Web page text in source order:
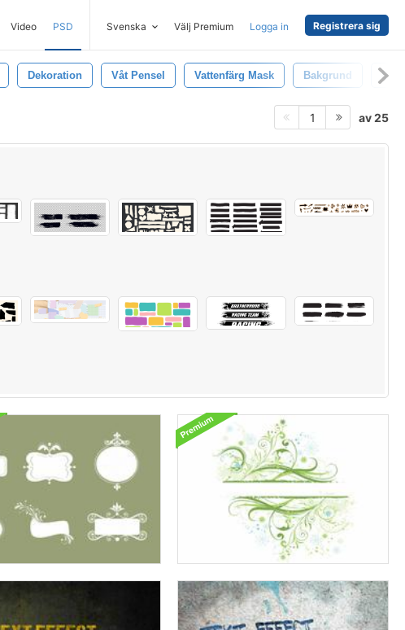
Video PSD Svenska Välj Premium Logga in Registrera sig
Dekoration Våt Pensel Vattenfärg Mask Bakgrund
1 av 25